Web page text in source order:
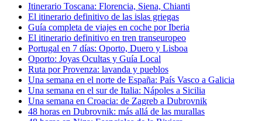
Itinerario Toscana: Florencia, Siena, Chianti
El itinerario definitivo de las islas griegas
Guía completa de viajes en coche por Iberia
El itinerario definitivo en tren transeuropeo
Portugal en 7 días: Oporto, Duero y Lisboa
Oporto: Joyas Ocultas y Guía Local
Ruta por Provenza: lavanda y pueblos
Una semana en el norte de España: País Vasco a Galicia
Una semana en el sur de Italia: Nápoles a Sicilia
Una semana en Croacia: de Zagreb a Dubrovnik
48 horas en Dubrovnik: más allá de las murallas